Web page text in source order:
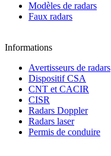
Modèles de radars
Faux radars
Informations
Avertisseurs de radars
Dispositif CSA
CNT et CACIR
CISR
Radars Doppler
Radars laser
Permis de conduire